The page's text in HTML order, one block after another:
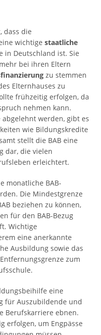
dass die
wichtige staatliche
in Deutschland ist. Sie
bei ihren Eltern
zu stemmen
Elternhauses zu
frühzeitig erfolgen, da
nehmen kann.
werden, gibt es
wie Bildungskredite
stellt die BAB eine
dar, die vielen
erleichtert.
monatliche BAB-
Die Mindestgrenze
beziehen zu können,
für den BAB-Bezug
Wichtige
eine anerkannte
Ausbildung sowie das
zum
eine
für Auszubildende und
Berufskarriere ebnen.
erfolgen, um Engpässe